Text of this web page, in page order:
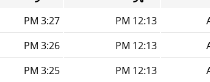
12:13 PM
3:27 PM
12:13 PM
3:26 PM
12:13 PM
3:25 PM